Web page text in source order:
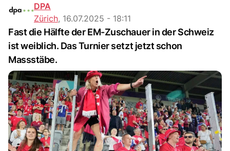
DPA
Zürich, 16.07.2025 - 18:11
Fast die Hälfte der EM-Zuschauer in der Schweiz
ist weiblich. Das Turnier setzt jetzt schon
Massstäbe.